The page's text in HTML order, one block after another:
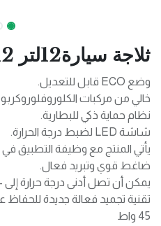
ثلاجة سيارة12لتر DLC-33512
وضع ECO قابل للتعديل.
خالي من مركبات
نظام حماية ذكي للبطارية.
شاشة LED لضبط درجة الحرارة.
يأتي المنتج مع وظيفة التطبيق في
ضاغط قوي وتبريد فعال.
يمكن أن تصل أدنى درجة حرارة إلى -20 درجة مئوية
تقنية تجميد فعالة جديدة للحفاظ
45 واط